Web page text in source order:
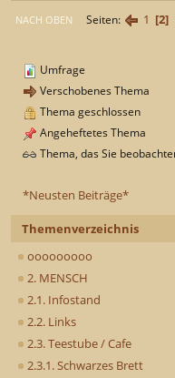
*Neusten Beiträge*
Themenverzeichnis
ooooooooo
2. MENSCH
2.1. Infostand
2.2. Links
2.3. Teestube / Cafe
2.3.1. Schwarzes Brett
NACH OBEN Seiten 1 2
Umfrage
Verschobenes Thema
Thema geschlossen
Angeheftetes Thema
Thema, das Sie